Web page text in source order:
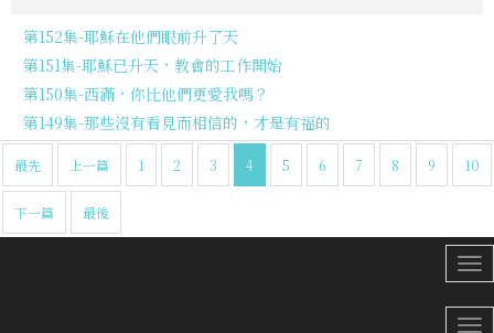
第152集-耶穌在他們眼前升了天
第151集-耶穌已升天，教會的工作開始
第150集-西滿，你比他們更愛我嗎？
第149集-那些沒有看見而相信的，才是有福的
最先 上一篇 1 2 3 4 5 6 7 8 9 10
下一篇 最後